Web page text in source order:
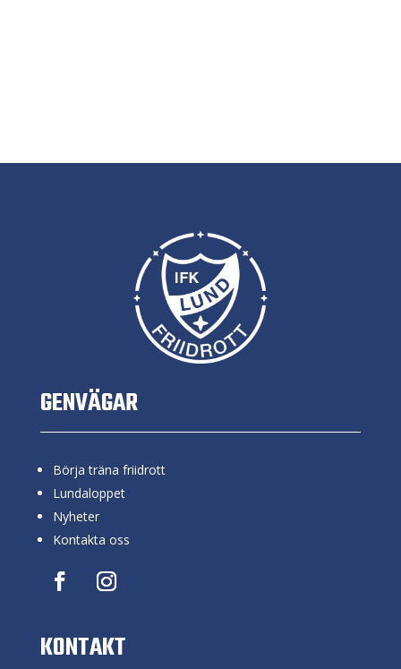
GENVÄGAR
Börja träna friidrott
Lundaloppet
Nyheter
Kontakta oss
KONTAKT